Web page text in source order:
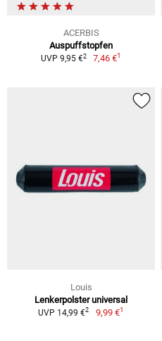
ACERBIS
Auspuffstopfen
UVP 9,95 €2 7,46 €1
Louis
Lenkerpolster universal
UVP 14,99 €2 9,99 €1